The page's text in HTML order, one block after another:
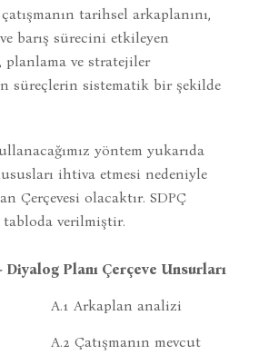
tarihsel arkaplanını,
barış sürecini etkileyen
ve stratejiler
süreçlerin sistematik bir şekilde
yöntem yukarıda
ihtiva etmesi nedeniyle
Çerçevesi olacaktır. SDPÇ
tabloda verilmiştir.
Planı Çerçeve Unsurları
A.1 Arkaplan analizi
A.2 Çatışmanın mevcut